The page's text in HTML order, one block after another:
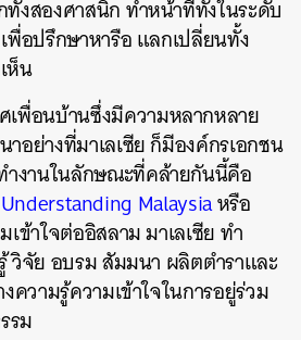
งสองศาสนิก ทำหน้าที่ทั้งในระดับ
อปรึกษาหารือ แลกเปลี่ยนทั้ง
ห็น
เพื่อนบ้านซึ่งมีความหลากหลาย
อย่างที่มาเลเซีย ก็มีองค์กรเอกชน
ำงานในลักษณะที่คล้ายกันนี้คือ
Malaysiaหรือ
ข้าใจต่ออิสลาม มาเลเซีย ทำ
วิจัย อบรม สัมมนา ผลิตตำราและ
ความรู้ความเข้าใจในการอยู่ร่วม
รม